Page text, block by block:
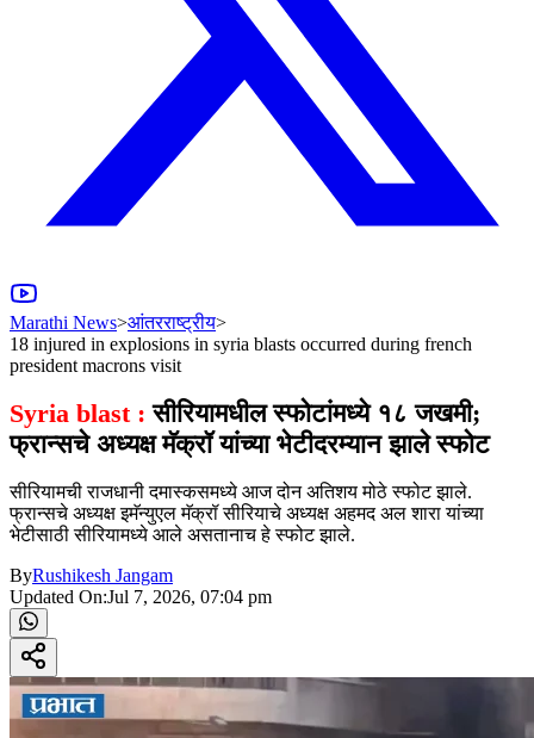
Marathi News>आंतरराष्ट्रीय>
18 injured in explosions in syria blasts occurred during french
president macrons visit
Syria blast : सीरियामधील स्फोटांमध्ये १८ जखमी;
फ्रान्सचे अध्यक्ष मॅक्रॉ यांच्या भेटीदरम्यान झाले स्फोट
सीरियामची राजधानी दमास्कसमध्ये आज दोन अतिशय मोठे स्फोट झाले.
फ्रान्सचे अध्यक्ष इमॅन्युएल मॅक्रॉ सीरियाचे अध्यक्ष अहमद अल शारा यांच्या
भेटीसाठी सीरियामध्ये आले असतानाच हे स्फोट झाले.
ByRushikesh Jangam
Updated On:Jul 7, 2026, 07:04 pm